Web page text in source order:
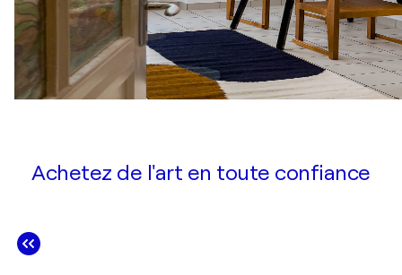
Achetez de l'art en toute confiance